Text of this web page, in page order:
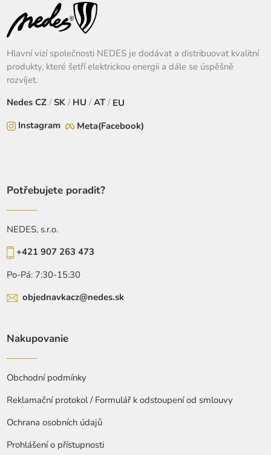
Hlavní vizí společnosti NEDES je dodávat a distribuovat kvalitní
produkty, které šetří elektrickou energii a dále se úspěšně
rozvíjet.
NedesCZ/SK/HU /AT/ EU
Instagram
Meta(Facebook)
Potřebujete poradit?
NEDES, s.r.o.
+421 907 263 473
Po-Pá: 7:30-15:30
objednavkacz@nedes.sk
Nakupovanie
Obchodní podmínky
Reklamační protokol / Formulář k odstoupení od smlouvy
Ochrana osobních údajů
Prohlášení o přístupnosti